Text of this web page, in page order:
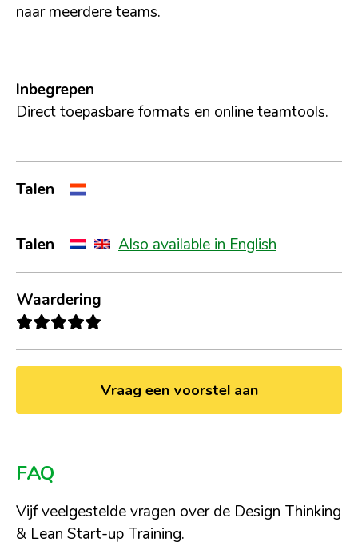
naar meerdere teams.
Inbegrepen
Direct toepasbare formats en online teamtools.
Talen
Talen Also available in English
Waardering
Vraag een voorstel aan
FAQ
Vijf veelgestelde vragen over de Design Thinking
& Lean Start-up Training.